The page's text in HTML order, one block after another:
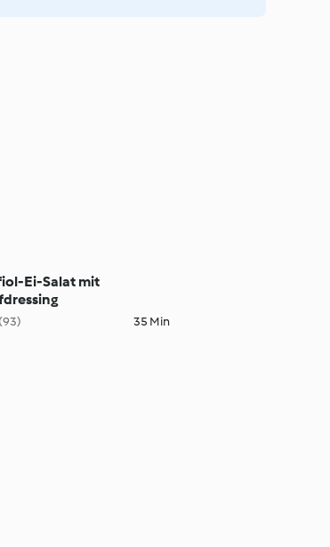
Ei-Salat mit
(93) 35 Min